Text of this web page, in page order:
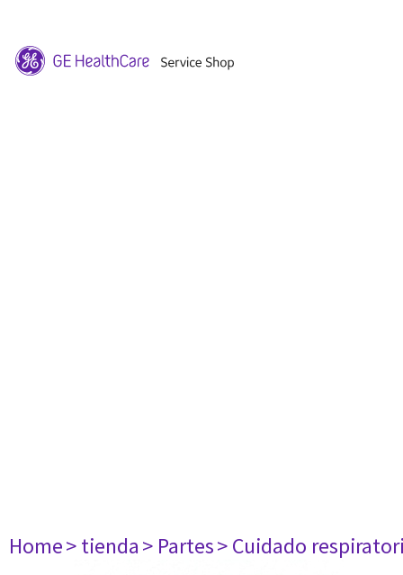
Home> tienda> Partes> Cuidado